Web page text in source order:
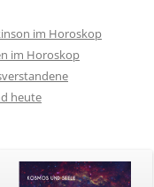
im Horoskop
im Horoskop
heute